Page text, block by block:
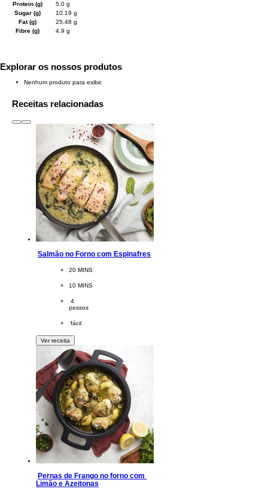
Protein (g)
5.0 g
Sugar (g)
10.19 g
Fat (g)
25.48 g
Fibre (g)
4.9 g
Explorar os nossos produtos
Nenhum produto para exibir.
Receitas relacionadas
Salmão no Forno com Espinafres
CookingTime
20 MINS
PreparationTime
10 MINS
Servings
4
pessos
Difficulty
fácil
Ver receita
Pernas de Frango no forno com
Limão e Azeitonas